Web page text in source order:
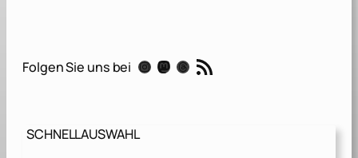
c
n
Folgen Sie uns bei Instagram Mastodon Threads RSS-Feed
SCHNELLAUSWAHL